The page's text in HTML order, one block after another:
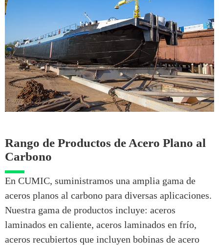
Rango de Productos de Acero Plano al
Carbono
En CUMIC, suministramos una amplia gama de
aceros planos al carbono para diversas aplicaciones.
Nuestra gama de productos incluye: aceros
laminados en caliente, aceros laminados en frío,
aceros recubiertos que incluyen bobinas de acero